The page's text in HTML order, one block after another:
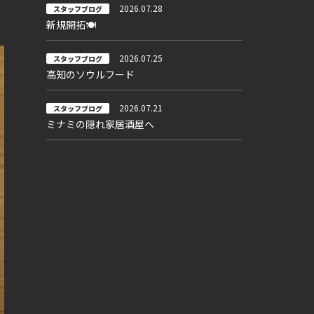
スタッフブログ 2026.07.28
新規開拓🍽
スタッフブログ 2026.07.25
高知のソウルフード
スタッフブログ 2026.07.21
ミナミの隠れ家居酒屋へ